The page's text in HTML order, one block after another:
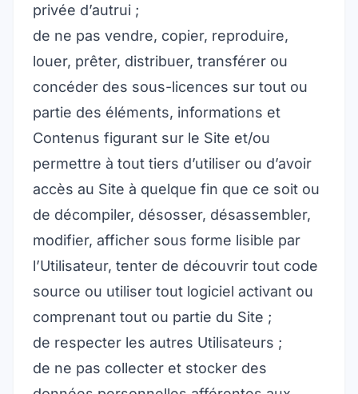
privée d’autrui ;
de ne pas vendre, copier, reproduire,
louer, prêter, distribuer, transférer ou
concéder des sous-licences sur tout ou
partie des éléments, informations et
Contenus figurant sur le Site et/ou
permettre à tout tiers d’utiliser ou d’avoir
accès au Site à quelque fin que ce soit ou
de décompiler, désosser, désassembler,
modifier, afficher sous forme lisible par
l’Utilisateur, tenter de découvrir tout code
source ou utiliser tout logiciel activant ou
comprenant tout ou partie du Site ;
de respecter les autres Utilisateurs ;
de ne pas collecter et stocker des